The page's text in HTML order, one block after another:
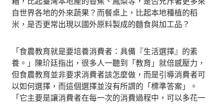
自世界各地的外來蔬果？而餐桌上，比起本地種植的稻
米，是否更常出現以國外原料製成的麵食與加工品？
「食農教育就是要培養消費者：具備『生活選擇』的素
養。」陳玠廷指出，很多人一聽到「教育」就倍感壓力，
但食農教育並非要求消費者該怎麼做，而是引導消費者可
以如何選擇，而這個選擇並沒有所謂的「標準答案」。
「它主要是讓消費者在每一次的消費過程中，可以多花一